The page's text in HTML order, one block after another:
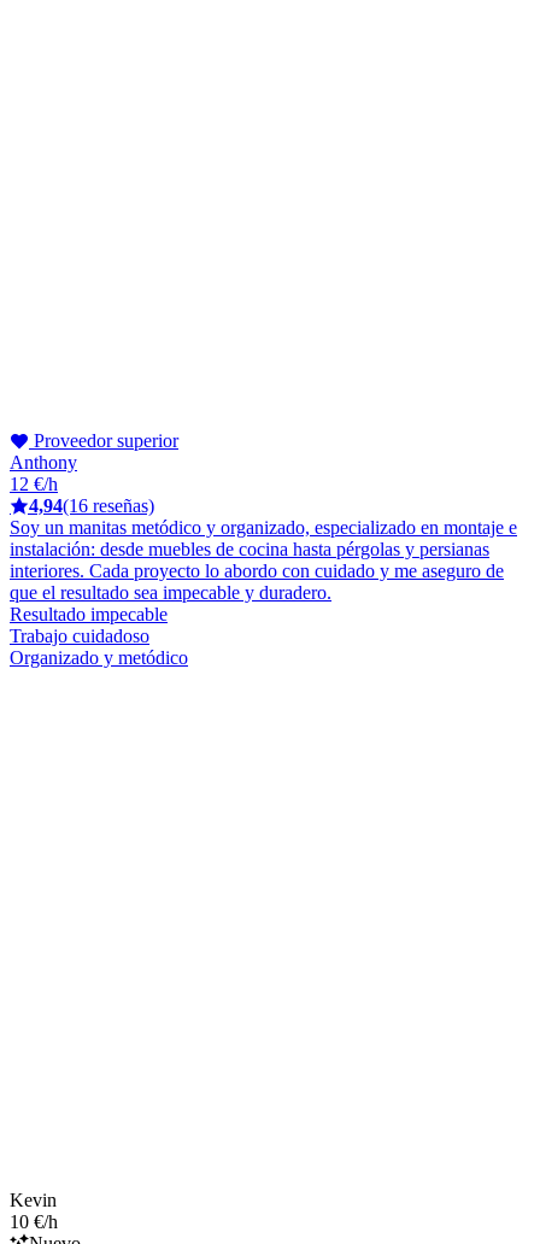
Proveedor superior
Anthony
12 €/h
4,94(16 reseñas)
Soy un manitas metódico y organizado, especializado en montaje e
instalación: desde muebles de cocina hasta pérgolas y persianas
interiores. Cada proyecto lo abordo con cuidado y me aseguro de
que el resultado sea impecable y duradero.
Resultado impecable
Trabajo cuidadoso
Organizado y metódico
Kevin
10 €/h